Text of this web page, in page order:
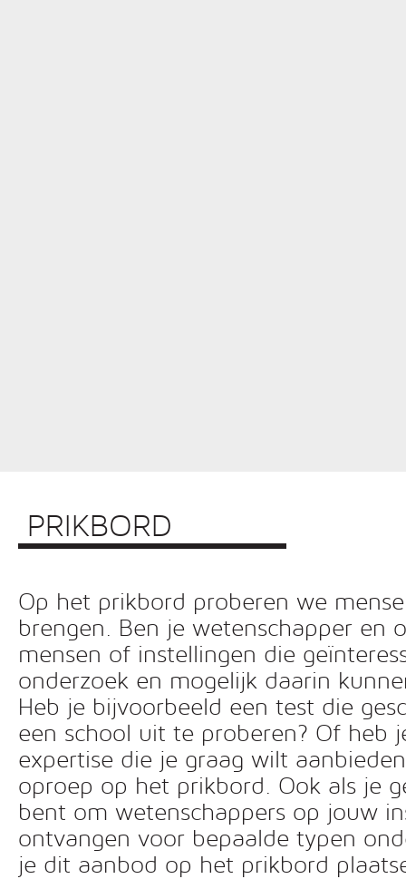
PRIKBORD
Op het prikbord proberen we
brengen. Ben je wetenschapper en
mensen of instellingen die
onderzoek en mogelijk daarin
Heb je bijvoorbeeld een test die
een school uit te proberen? Of heb
expertise die je graag wilt
oproep op het prikbord. Ook als je
bent om wetenschappers op jouw
ontvangen voor bepaalde typen
je dit aanbod op het prikbord